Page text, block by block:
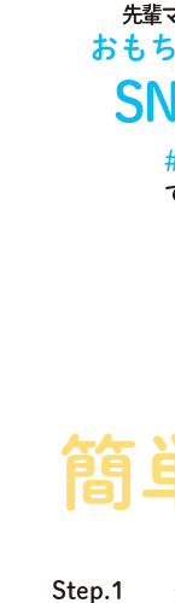
先輩
おも
簡
Step.1